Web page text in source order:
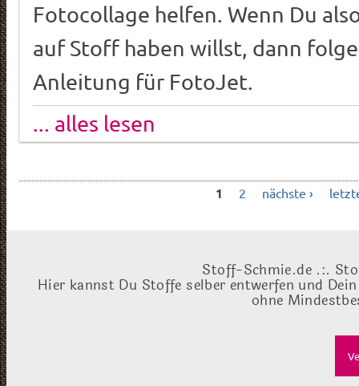
Fotocollage helfen. Wenn Du
auf Stoff haben willst, dann
Anleitung für FotoJet.
... alles lesen
1 2 nächste ›
Stoff-Schmie.de .:.
Hier kannst Du Stoffe selber entwerfen und
ohne